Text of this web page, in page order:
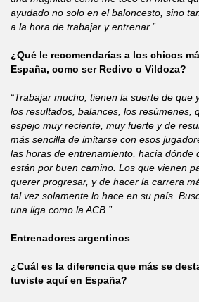
ayudado no solo en el baloncesto, sino
a la hora de trabajar y entrenar.”
¿Qué le recomendarías a los chicos
España, como ser Redivo o Vildoza?
“Trabajar mucho, tienen la suerte de
los resultados, balances, los resúmenes,
espejo muy reciente, muy fuerte y de
más sencilla de imitarse con esos
las horas de entrenamiento, hacia
están por buen camino. Los que vienen
querer progresar, y de hacer la carrera
tal vez solamente lo hace en su país.
una liga como la ACB.”
Entrenadores argentinos
¿Cuál es la diferencia que más se
tuviste aquí en España?